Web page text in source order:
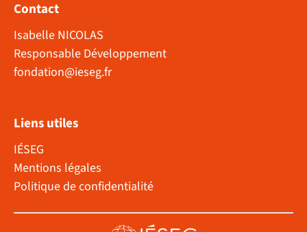
Contact
Isabelle NICOLAS
Responsable Développement
fondation@ieseg.fr
Liens utiles
IÉSEG
Mentions légales
Politique de confidentialité